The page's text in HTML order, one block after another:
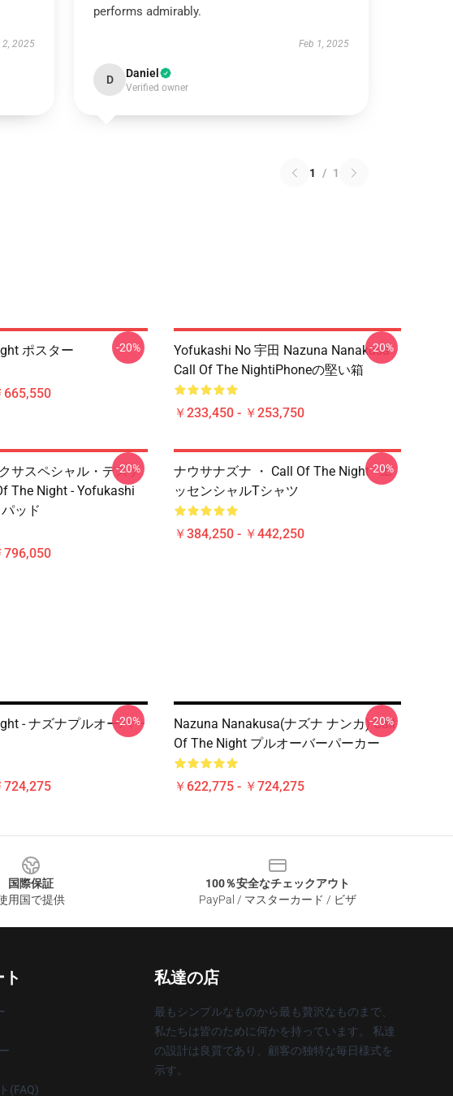
2, 2025
performs admirably.
Feb 1, 2025
D Daniel
Verified owner
1 / 1
ポスター
665,550
-20%
Yofukashi No 宇田 Nazuna Nanakusa
Call Of The NightiPhoneの堅い箱
￥233,450 - ￥253,750
-20%
サスペシャル・デステ
The Night - Yofukashi
ッド
796,050
-20%
ナウサナズナ ・ Call Of The Night - エ
ッセンシャルTシャツ
￥384,250 - ￥442,250
-20%
- ナズナプルオーバー
724,275
-20%
Nazuna Nanakusa(ナズナ ナンカ) Call
Of The Night プルオーバーパーカー
￥622,775 - ￥724,275
-20%
国際保証
用国で提供
100％安全なチェックアウト
PayPal / マスターカード / ビザ
(FAQ)
私達の店
最もシンプルなものから最も贅沢なものまで、
私たちは皆のために何かを持っています。 私達
の設計は良質であり、顧客の独特な毎日様式を
示す。